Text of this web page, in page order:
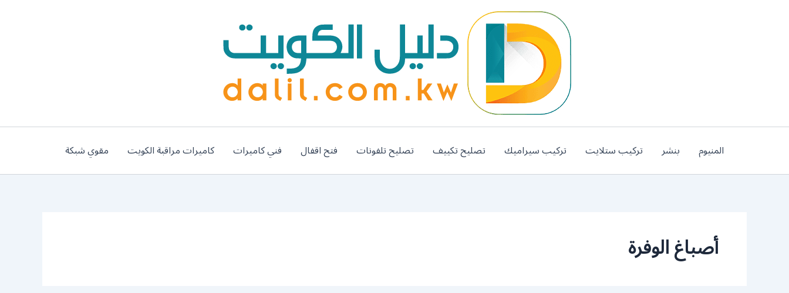
المنيوم بنشر تركيب ستلايت تركيب سيراميك تصليح تكييف تصليح تلفونات فتح اقفال فني كاميرات كاميرات مراقبة الكويت مقوي شبكة
أصباغ الوفرة